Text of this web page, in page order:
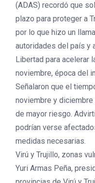
(ADAS) recordó que
plazo para proteger a
por lo que hizo un
autoridades del país y
Libertad para acelerar
noviembre, época del
Señalaron que el
noviembre y
de mayor riesgo.
podrían verse
medidas necesarias.
Virú y Trujillo, zonas
Yuri Armas Peña,